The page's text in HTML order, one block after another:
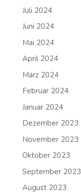
Juli 2024
Juni 2024
Mai 2024
April 2024
März 2024
Februar 2024
Januar 2024
Dezember 2023
November 2023
Oktober 2023
September 2023
August 2023